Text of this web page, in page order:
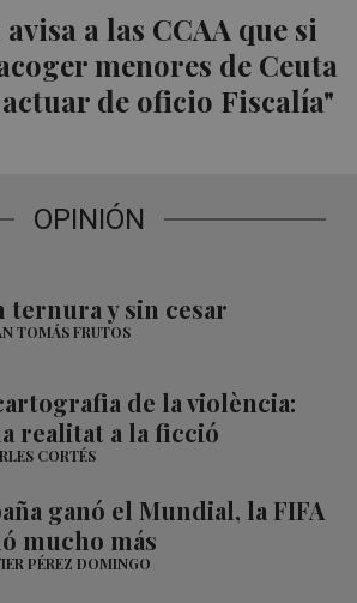
a las CCAA que si
menores de Ceuta
de oficio Fiscalía"
OPINIÓN
ternura y sin cesar
TOMÁS FRUTOS
de la violència:
realitat a la ficció
CORTÉS
ganó el Mundial, la FIFA
mucho más
PÉREZ DOMINGO